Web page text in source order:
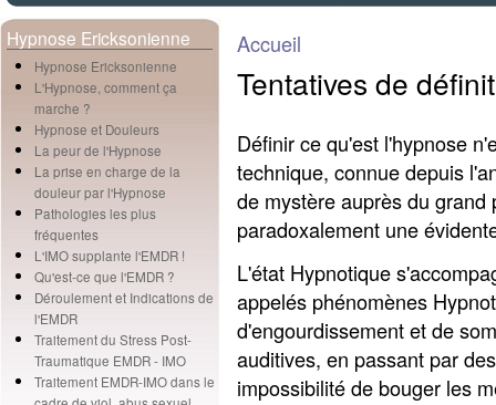
Hypnose Ericksonienne
Hypnose Ericksonienne
L'Hypnose, comment ça
marche ?
Hypnose et Douleurs
La peur de l'Hypnose
La prise en charge de la
douleur par l'Hypnose
Pathologies les plus
fréquentes
L'IMO supplante l'EMDR !
Qu'est-ce que l'EMDR ?
Déroulement et Indications de
l'EMDR
Traitement du Stress Post-
Traumatique EMDR - IMO
Traitement EMDR-IMO dans le
Accueil
Tentatives de
Définir ce qu'est l'hypnose
technique, connue depuis
de mystère auprès du
paradoxalement une
L'état Hypnotique
appelés phénomènes
d'engourdissement et de
auditives, en passant par
impossibilité de bouger les